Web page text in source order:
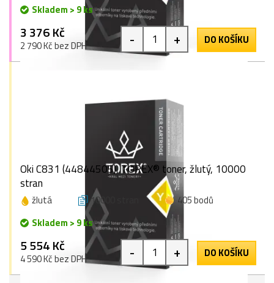
Skladem > 9 ks
3 376 Kč
2 790 Kč bez DPH - + DO KOŠÍKU
Oki C831 (44844505), TOREX® toner, žlutý, 10000
stran
žlutá 10000 stran
405 bodů
Skladem > 9 ks
5 554 Kč
4 590 Kč bez DPH - + DO KOŠÍKU